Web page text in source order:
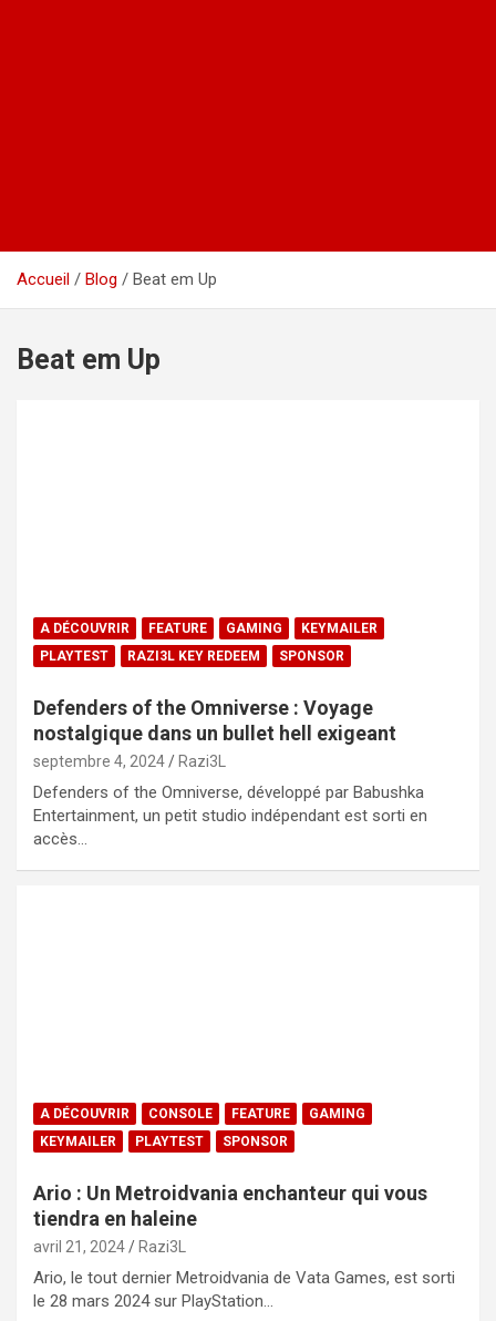
Accueil Blog Beat em Up
Beat em Up
A DÉCOUVRIR FEATURE GAMING
KEYMAILER
PLAYTEST
RAZI3L KEY REDEEM SPONSOR
Defenders of the Omniverse : Voyage
nostalgique dans un bullet hell exigeant
septembre 4, 2024 Razi3L
Defenders of the Omniverse, développé par Babushka
Entertainment, un petit studio indépendant est sorti en
accès…
A DÉCOUVRIR CONSOLE FEATURE
GAMING
KEYMAILER
PLAYTEST SPONSOR
Ario : Un Metroidvania enchanteur qui vous
tiendra en haleine
avril 21, 2024 Razi3L
Ario, le tout dernier Metroidvania de Vata Games, est sorti
le 28 mars 2024 sur PlayStation…